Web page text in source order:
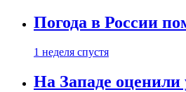
Погода в России
1 неделя спустя
На Западе оценили